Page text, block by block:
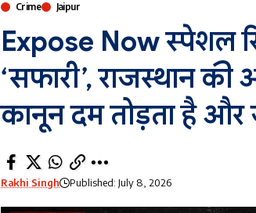
Crime Jaipur
Expose Now स्पेशल
‘सफारी’, राजस्थान
कानून दम तोड़ता है और
Rakhi Singh Published: July 8, 2026